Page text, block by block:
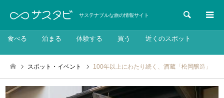
サステナブルな旅の情報サイト 検索
食べる 泊まる 体験する 買う 近くのスポット
スポット・イベント 100年以上にわたり続く、酒蔵「松岡醸造」